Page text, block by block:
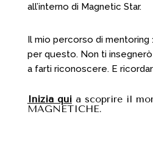
all’interno di Magnetic Star.
Il mio percorso di mentoring
per questo. Non ti
a farti riconoscere. E
Inizia quia scoprire il
MAGNETICHE.